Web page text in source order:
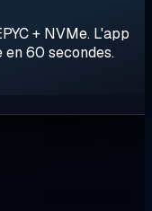
+ NVMe. L'app
en 60 secondes.